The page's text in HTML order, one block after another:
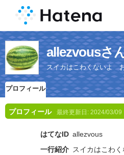
allezvousさ
スイカはこわくないよ
プロフィール
プロフィール 最終更新日: 2024/03/09
はてなID allezvous
一行紹介 スイカはこわ